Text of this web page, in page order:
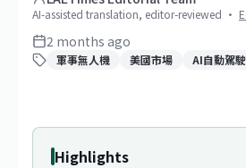
AI-assisted translation, editor-reviewed ·
2 months ago
軍事無人機 美國市場 AI自動駕駛
Highlights